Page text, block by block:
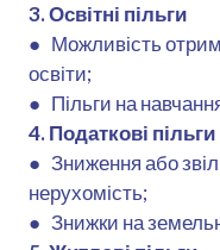
3. Освітні пільги
● Можливість
освіти;
● Пільги на
4. Податкові пільги
● Зниження або
нерухомість;
● Знижки на